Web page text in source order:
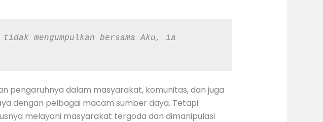
mengumpulkan bersama Aku, ia
pengaruhnya dalam masyarakat, komunitas, dan juga
dengan pelbagai macam sumber daya. Tetapi
melayani masyarakat tergoda dan dimanipulasi